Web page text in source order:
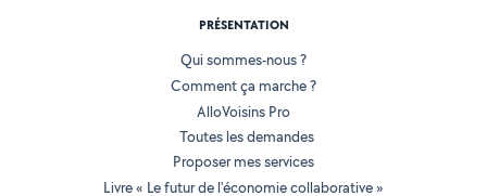
PRÉSENTATION
Qui sommes-nous ?
Comment ça marche ?
AlloVoisins Pro
Toutes les demandes
Proposer mes services
Livre « Le futur de l'économie collaborative »